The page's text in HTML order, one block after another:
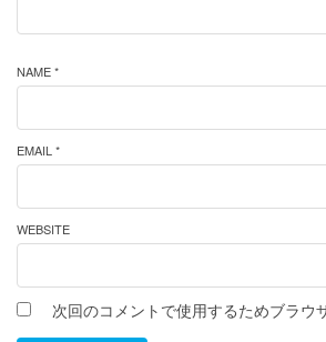
NAME *
EMAIL *
WEBSITE
次回のコメントで使用するためブラ